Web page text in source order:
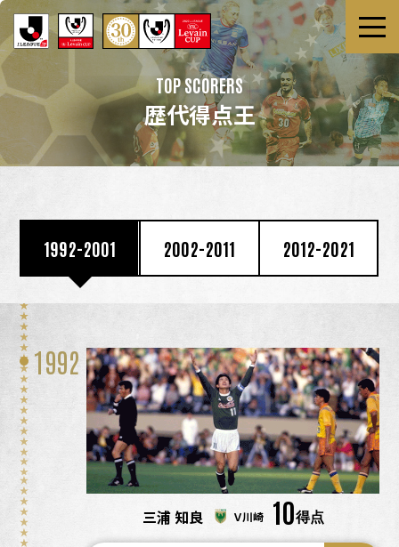
TOP SCORERS
歴代得点王
1992-2001 2002-2011 2012-2021
1992
三浦 知良 Ｖ川崎 10得点